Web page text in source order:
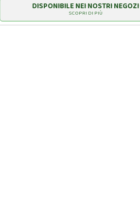
DISPONIBILE NEI NOSTRI NEGOZI
SCOPRI DI PIÙ